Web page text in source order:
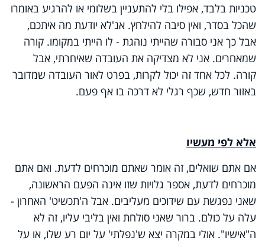
טכניות בלבד, אפילו בלי להתעניין בשלומי או להרגיע באומרו
שהכל בסדר, ואין סיבה להילחץ. אנ'לא יודעת מה איתכם,
אבל כך אני סבורה שהייתי נוהגת - לו הייתי במקומו. קורה
שמאחרים. אני לא מצדיקה את העובדה שאיחרתי, אבל
קורה. לכל אחד זה יכול לקרות, בפרט לאור העובדה שמדובר
באזור חדש, שכף רגלי לא דרכה בו אף פעם.
אלא לפי מעשיו
אם אתם שואלים, זה אומר שאתם מוכרחים לדעת. ואם אתם
מוכרחים לדעת, אספר גלויות שזו אינה הפעם הראשונה,
שאני נפגשת עם שידוכים מעליבים. אבל ה'תכשיט' האחרון -
עלה על כולם. ברור שאני סולחת ואין בליבי עליו, זה לא
ה"אישיו". אולי במקרה יצא ש'נפלתי' על יום רע שלו, או על